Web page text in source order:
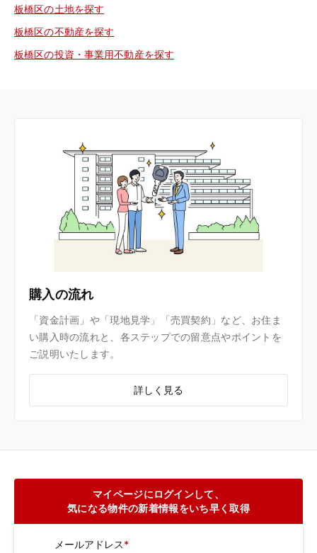
板橋区の土地を探す
板橋区の不動産を探す
板橋区の投資・事業用不動産を探す
購入の流れ
「資金計画」や「現地見学」「売買契約」など、お住ま
い購入時の流れと、各ステップでの留意点やポイントを
ご説明いたします。
詳しく見る
マイページにログインして、
気になる物件の新着情報をいち早く取得
メールアドレス